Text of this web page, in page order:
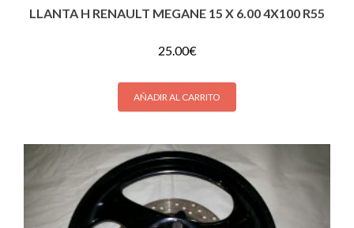
LLANTA H RENAULT MEGANE 15 X 6.00 4X100 R55
25.00€
AÑADIR AL CARRITO